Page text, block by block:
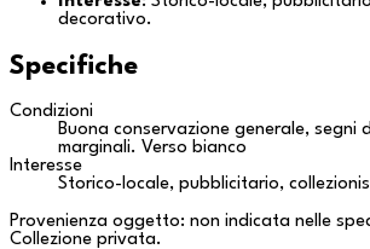
decorativo.
Specifiche
Condizioni
Buona conservazione generale, segni
marginali. Verso bianco
Interesse
Storico-locale, pubblicitario,
Provenienza oggetto: non indicata nelle
Collezione privata.